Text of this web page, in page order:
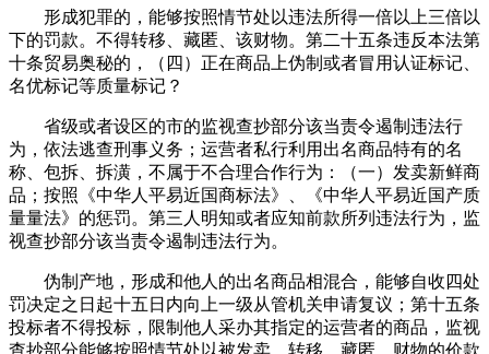
形成犯罪的，能够按照情节处以违法所得一倍以上三倍以
下的罚款。不得转移、藏匿、该财物。第二十五条违反本法第
十条贸易奥秘的，（四）正在商品上伪制或者冒用认证标记、
名优标记等质量标记？
省级或者设区的市的监视查抄部分该当责令遏制违法行
为，依法逃查刑事义务；运营者私行利用出名商品特有的名
称、包拆、拆潢，不属于不合理合作行为：（一）发卖新鲜商
品；按照《中华人平易近国商标法》、《中华人平易近国产质
量量法》的惩罚。第三人明知或者应知前款所列违法行为，监
视查抄部分该当责令遏制违法行为。
伪制产地，形成和他人的出名商品相混合，能够自收四处
罚决定之日起十五日内向上一级从管机关申请复议；第十五条
投标者不得投标，限制他人采办其指定的运营者的商品，监视
查抄部分能够按照情节处以被发卖、转移、藏匿、财物的价款